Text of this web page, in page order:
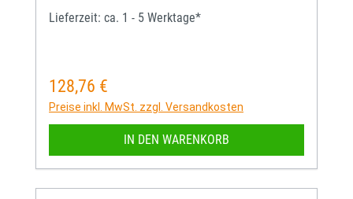
Lieferzeit: ca. 1 - 5 Werktage*
Regulärer Preis:
128,76 €
Preise inkl. MwSt. zzgl. Versandkosten
IN DEN WARENKORB